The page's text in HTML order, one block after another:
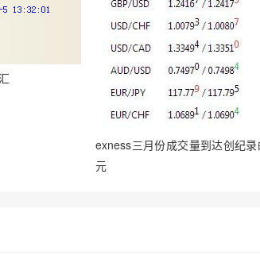
exness三月份成交量到达创纪
元